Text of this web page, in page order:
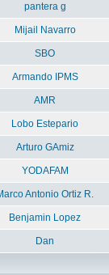
pantera g
Mijail Navarro
SBO
Armando IPMS
AMR
Lobo Estepario
Arturo GAmiz
YODAFAM
Antonio Ortiz R.
Benjamin Lopez
Dan